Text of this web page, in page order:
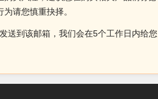
请您慎重抉择。
送到该邮箱，我们会在5个工作日内给您